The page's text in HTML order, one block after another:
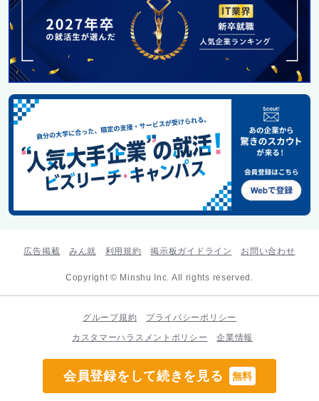
会員登録をして続きを見る 無料
広告掲載 みん就 利用規約 掲示板ガイドライン お問い合わせ
Copyright © Minshu Inc. All rights reserved.
グループ規約
プライバシーポリシー
カスタマーハラスメントポリシー
企業情報